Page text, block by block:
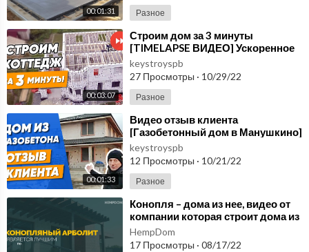
00:01:31 Разное
00:03:07
⁣Строим дом за 3 минуты
[TIMELAPSE ВИДЕО] Ускоренное
строительство дома из
газобетона под ключ в СПб
keystroyspb
27 Просмотры · 10/29/22
Разное
00:01:33
⁣Видео отзыв клиента
[Газобетонный дом в Манушкино]
Строительство частного дома из
газобетона в СПб
keystroyspb
12 Просмотры · 10/21/22
Разное
⁣Конопля – дома из нее, видео от
компании которая строит дома из
конопли по всей России
HEMPDOM.ru
HempDom
17 Просмотры · 08/17/22